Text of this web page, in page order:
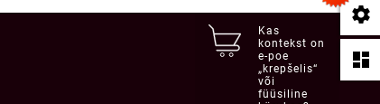


Kas
kontekst on
e-poe
„krepšelis“
või
füüsiline